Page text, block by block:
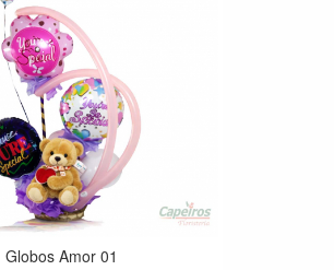
Globos Amor 01